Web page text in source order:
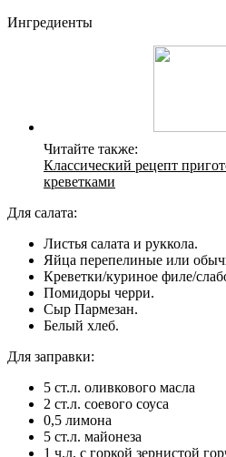
Ингредиенты
Читайте также:
Классический рецепт
креветками
Для салата:
Листья салата и руккола.
Яйца перепелиные или
Креветки/куриное филе/
Помидоры черри.
Сыр Пармезан.
Белый хлеб.
Для заправки:
5 ст.л. оливкового масла
2 ст.л. соевого соуса
0,5 лимона
5 ст.л. майонеза
1 ч.л. с горкой зернистой